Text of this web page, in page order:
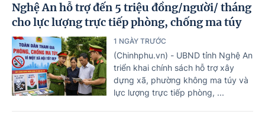
Nghệ An hỗ trợ đến 5 triệu đồng/người/ tháng
cho lực lượng trực tiếp phòng, chống ma túy
1 NGÀY TRƯỚC
(Chinhphu.vn) - UBND tỉnh Nghệ An
triển khai chính sách hỗ trợ xây
dựng xã, phường không ma túy và
lực lượng trực tiếp phòng, ...